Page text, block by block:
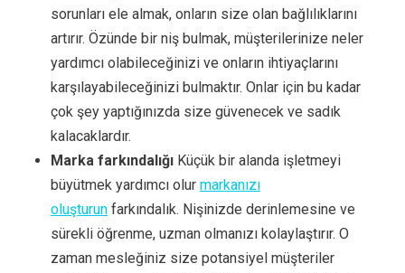
sorunları ele almak, onların size olan bağlılıklarını
artırır. Özünde bir niş bulmak, müşterilerinize neler
yardımcı olabileceğinizi ve onların ihtiyaçlarını
karşılayabileceğinizi bulmaktır. Onlar için bu kadar
çok şey yaptığınızda size güvenecek ve sadık
kalacaklardır.
Marka farkındalığı Küçük bir alanda işletmeyi
büyütmek yardımcı olur markanızı
oluşturun farkındalık. Nişinizde derinlemesine ve
sürekli öğrenme, uzman olmanızı kolaylaştırır. O
zaman mesleğiniz size potansiyel müşteriler